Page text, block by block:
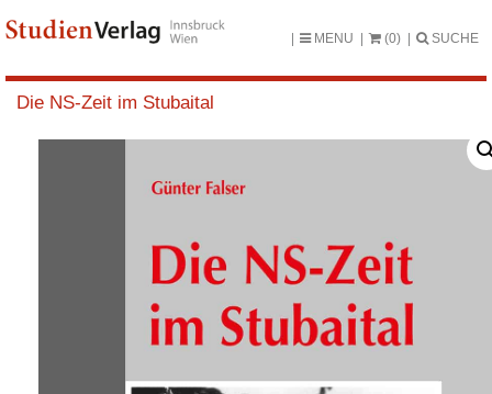
MENU (0) SUCHE
Die NS-Zeit im Stubaital